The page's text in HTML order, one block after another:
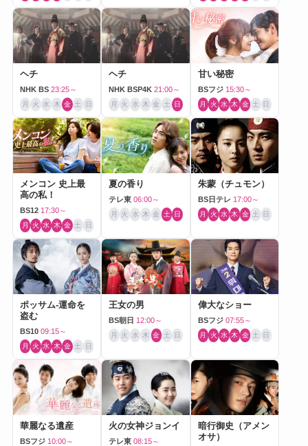
ヘチ
NHK BS 23:25～
月 火 水 木 金 土 日
ヘチ
NHK BSP4K 21:00～
月 火 水 木 金 土 日
甘い秘密
BSフジ 15:30～
月 火 水 木 金 土 日
メンコン 史上最
高の私！
BS12 17:30～
月 火 水 木 金 土 日
夏の香り
テレ東 06:00～
月 火 水 木 金 土 日
朱蒙（チュモン）
BS日テレ 17:00～
月 火 水 木 金 土 日
ポッサム-運命を
盗む
BS10 09:15～
月 火 水 木 金 土 日
王女の男
BS朝日 12:00～
月 火 水 木 金 土 日
偉大なショー
BSフジ 07:55～
月 火 水 木 金 土 日
華麗なる遺産
BSフジ 10:00～
火の女神ジョンイ
テレ東 08:15～
暗行御史（アメン
オサ）